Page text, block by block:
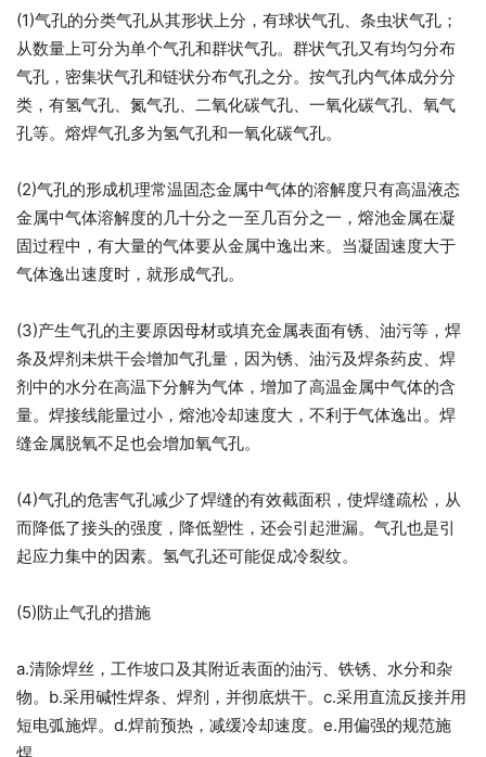
(1)气孔的分类气孔从其形状上分，有球状气孔、条虫状气孔；
从数量上可分为单个气孔和群状气孔。群状气孔又有均匀分布
气孔，密集状气孔和链状分布气孔之分。按气孔内气体成分分
类，有氢气孔、氮气孔、二氧化碳气孔、一氧化碳气孔、氧气
孔等。熔焊气孔多为氢气孔和一氧化碳气孔。
(2)气孔的形成机理常温固态金属中气体的溶解度只有高温液态
金属中气体溶解度的几十分之一至几百分之一，熔池金属在凝
固过程中，有大量的气体要从金属中逸出来。当凝固速度大于
气体逸出速度时，就形成气孔。
(3)产生气孔的主要原因母材或填充金属表面有锈、油污等，焊
条及焊剂未烘干会增加气孔量，因为锈、油污及焊条药皮、焊
剂中的水分在高温下分解为气体，增加了高温金属中气体的含
量。焊接线能量过小，熔池冷却速度大，不利于气体逸出。焊
缝金属脱氧不足也会增加氧气孔。
(4)气孔的危害气孔减少了焊缝的有效截面积，使焊缝疏松，从
而降低了接头的强度，降低塑性，还会引起泄漏。气孔也是引
起应力集中的因素。氢气孔还可能促成冷裂纹。
(5)防止气孔的措施
a.清除焊丝，工作坡口及其附近表面的油污、铁锈、水分和杂
物。b.采用碱性焊条、焊剂，并彻底烘干。c.采用直流反接并用
短电弧施焊。d.焊前预热，减缓冷却速度。e.用偏强的规范施